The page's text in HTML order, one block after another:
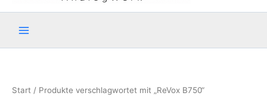
Start / Produkte verschlagwortet mit „ReVox B750“